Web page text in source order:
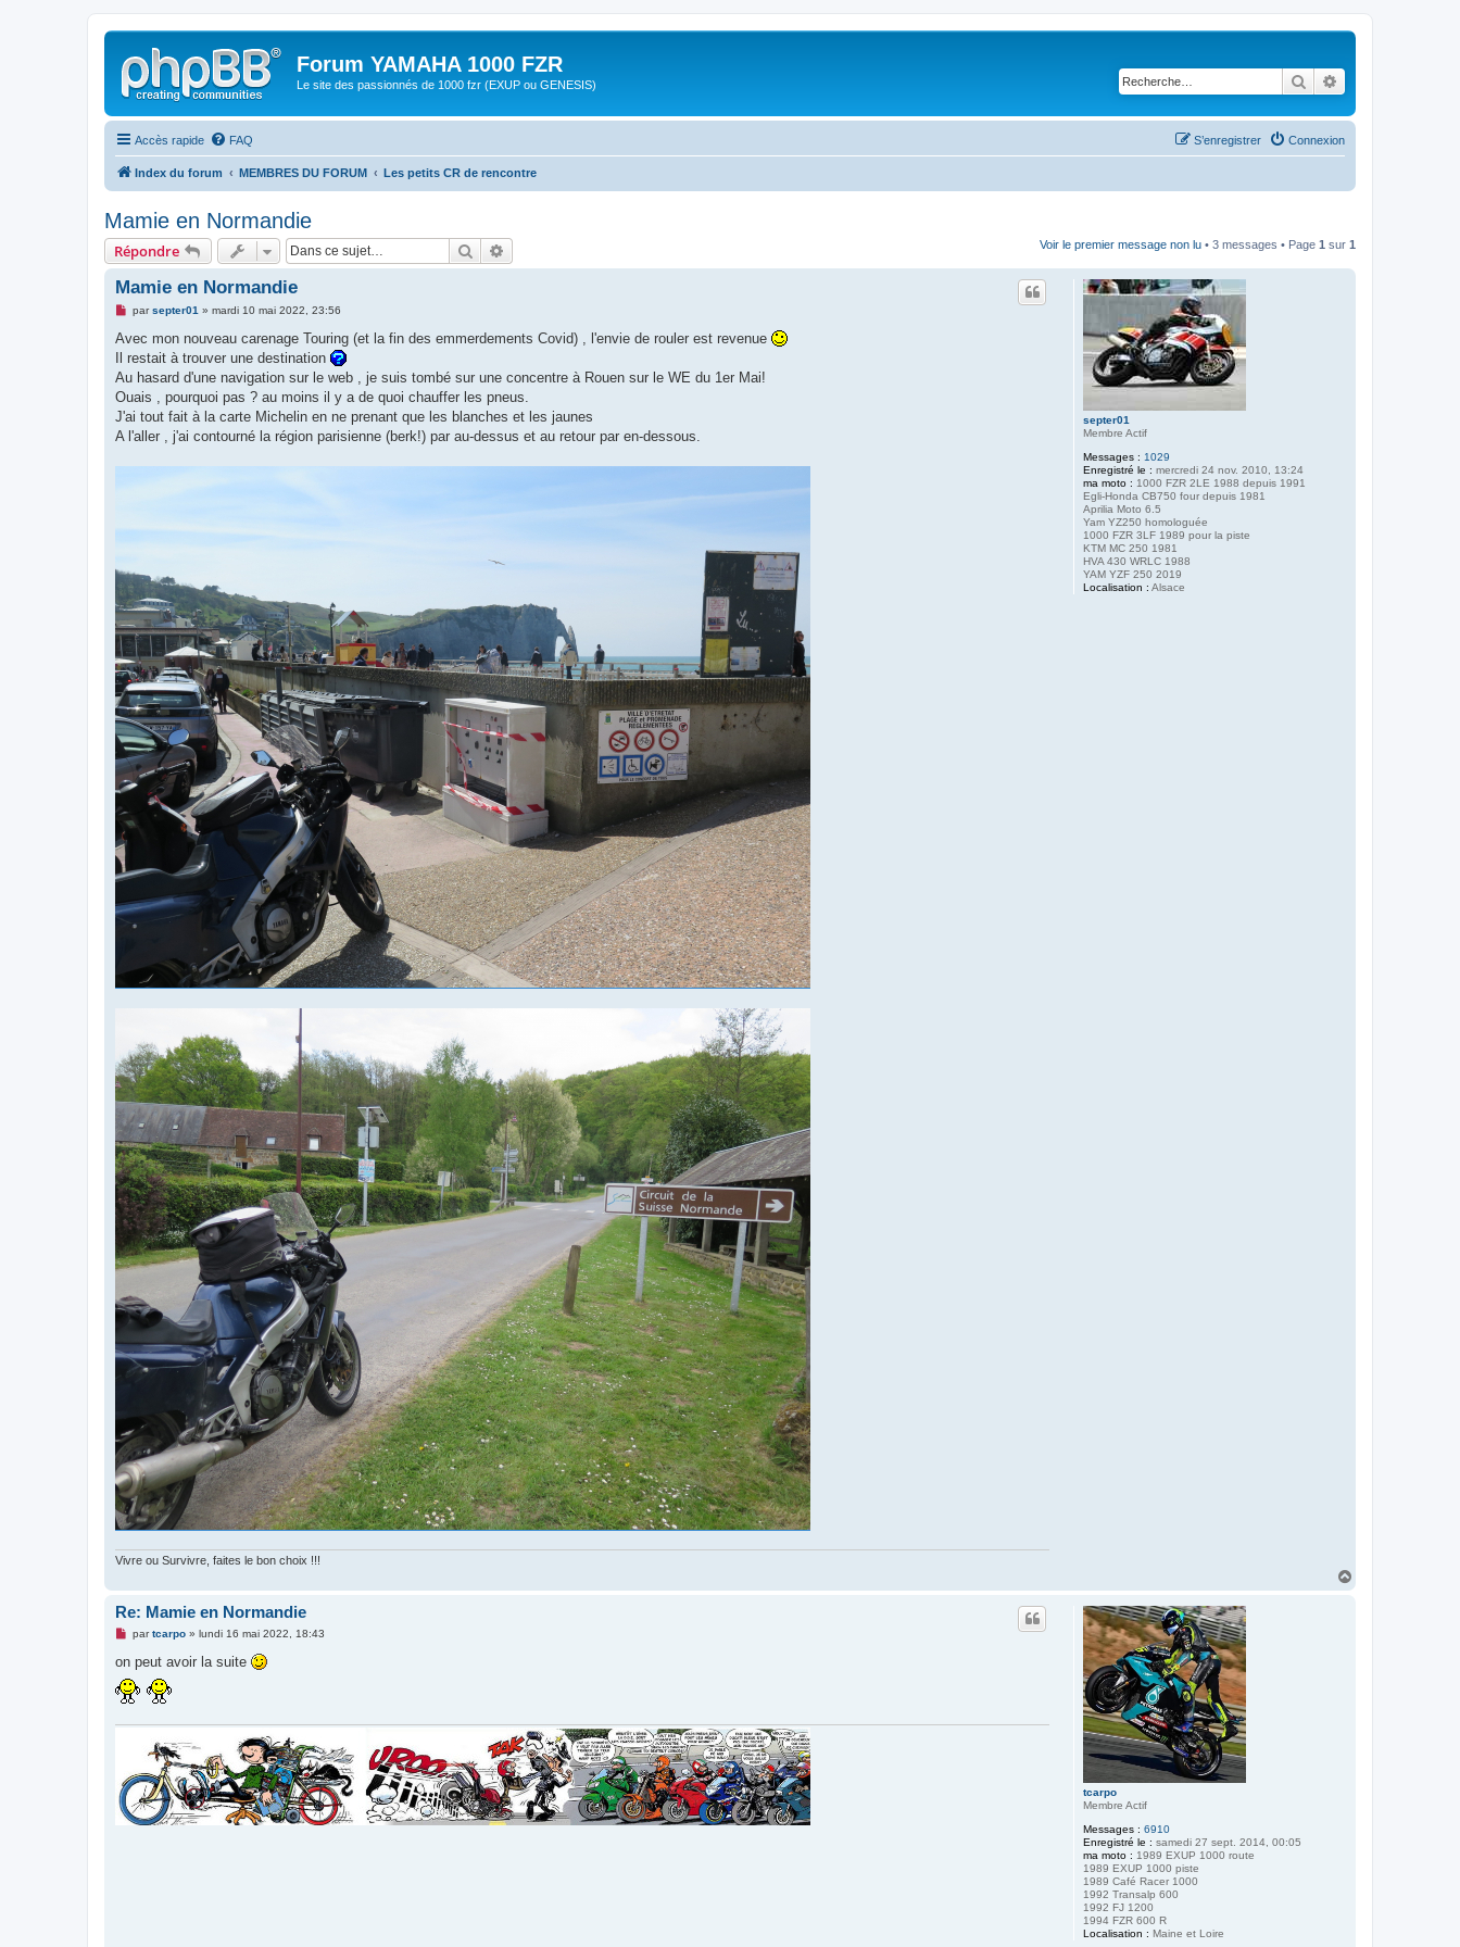
Forum YAMAHA 1000 FZR
Le site des passionnés de 1000 fzr (EXUP ou GENESIS) Rechercher
Accès rapide FAQ Connexion
S’enregistrer
Index du forum MEMBRES DU FORUM Les petits CR de rencontre
Mamie en Normandie
Répondre Rechercher Voir le premier message non lu • 3 messages • Page 1 sur 1
septer01
Membre Actif
Messages : 1029
Enregistré le : mercredi 24 nov. 2010, 13:24
ma moto : 1000 FZR 2LE 1988 depuis 1991
Egli-Honda CB750 four depuis 1981
Aprilia Moto 6.5
Yam YZ250 homologuée
1000 FZR 3LF 1989 pour la piste
KTM MC 250 1981
HVA 430 WRLC 1988
YAM YZF 250 2019
Localisation : Alsace
Mamie en Normandie
M
s
a
g
n
o
l
parsepter01 » mardi 10 mai 2022, 23:56
Avec mon nouveau carenage Touring (et la fin des emmerdements Covid) , l'envie de rouler est revenue
Il restait à trouver une destination
Au hasard d'une navigation sur le web , je suis tombé sur une concentre à Rouen sur le WE du 1er Mai!
Ouais , pourquoi pas ? au moins il y a de quoi chauffer les pneus.
J'ai tout fait à la carte Michelin en ne prenant que les blanches et les jaunes
A l'aller , j'ai contourné la région parisienne (berk!) par au-dessus et au retour par en-dessous.
Vivre ou Survivre, faites le bon choix !!!
tcarpo
Membre Actif
Messages : 6910
Enregistré le : samedi 27 sept. 2014, 00:05
ma moto : 1989 EXUP 1000 route
1989 EXUP 1000 piste
1989 Café Racer 1000
1992 Transalp 600
1992 FJ 1200
1994 FZR 600 R
Localisation : Maine et Loire
Re: Mamie en Normandie
M
s
a
g
n
u
partcarpo» lundi 16 mai 2022, 18:43
on peut avoir la suite